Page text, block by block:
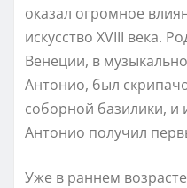
оказал огромное
искусство XVIII века.
Венеции, в
Антонио, был
соборной базилики, и
Антонио получил
Уже в раннем